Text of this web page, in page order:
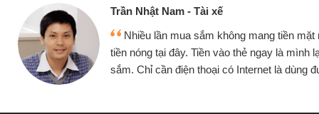
Cấn Văn Lực - Tạp hóa
Tôi kinh doanh buôn bán nhỏ lẻ nhiều
hàng, nhờ biết đến website qua bạn bè
quyết được công việc của mình nhanh